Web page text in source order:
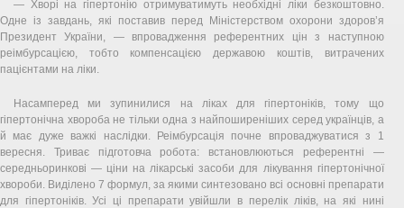
— Хворі на гіпертонію отримуватимуть необхідні ліки безкоштовно.
Одне із завдань, які поставив перед Міністерством охорони здоров’я
Президент України, — впровадження референтних цін з наступною
реімбурсацією, тобто компенсацією державою коштів, витрачених
пацієнтами на ліки.
Насамперед ми зупинилися на ліках для гіпертоніків, тому що
гіпертонічна хвороба не тільки одна з найпоширеніших серед українців, а
й має дуже важкі наслідки. Реімбурсація почне впроваджуватися з 1
вересня. Триває підготовча робота: встановлюються референтні —
середньоринкові — ціни на лікарські засоби для лікування гіпертонічної
хвороби. Виділено 7 формул, за якими синтезовано всі основні препарати
для гіпертоніків. Усі ці препарати увійшли в перелік ліків, на які нині